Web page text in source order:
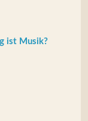
ist Musik?